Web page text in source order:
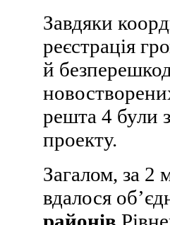
Завдяки
реєстрація
й
решта 4 були
проекту.
Загалом, за 2
вдалося